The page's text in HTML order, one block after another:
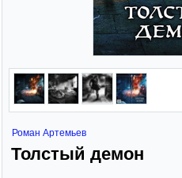
Роман Артемьев
Толстый демон